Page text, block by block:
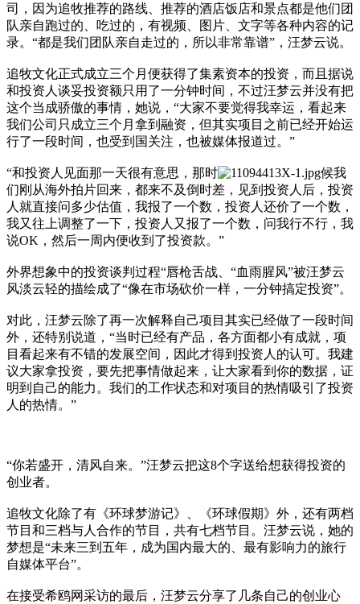
司，因为追牧推荐的路线、推荐的酒店饭店和景点都是他们团
队亲自跑过的、吃过的，有视频、图片、文字等各种内容的记
录。“都是我们团队亲自走过的，所以非常靠谱”，汪梦云说。
追牧文化正式成立三个月便获得了集素资本的投资，而且据说
和投资人谈妥投资额只用了一分钟时间，不过汪梦云并没有把
这个当成骄傲的事情，她说，“大家不要觉得我幸运，看起来
我们公司只成立三个月拿到融资，但其实项目之前已经开始运
行了一段时间，也受到国关注，也被媒体报道过。”
“和投资人见面那一天很有意思，那时
候我
们刚从海外拍片回来，都来不及倒时差，见到投资人后，投资
人就直接问多少估值，我报了一个数，投资人还价了一个数，
我又往上调整了一下，投资人又报了一个数，问我行不行，我
说OK，然后一周内便收到了投资款。”
外界想象中的投资谈判过程“唇枪舌战、“血雨腥风”被汪梦云
风淡云轻的描绘成了“像在市场砍价一样，一分钟搞定投资”。
对此，汪梦云除了再一次解释自己项目其实已经做了一段时间
外，还特别说道，“当时已经有产品，各方面都小有成就，项
目看起来有不错的发展空间，因此才得到投资人的认可。我建
议大家拿投资，要先把事情做起来，让大家看到你的数据，证
明到自己的能力。我们的工作状态和对项目的热情吸引了投资
人的热情。”
“你若盛开，清风自来。”汪梦云把这8个字送给想获得投资的
创业者。
追牧文化除了有《环球梦游记》、《环球假期》外，还有两档
节目和三档与人合作的节目，共有七档节目。汪梦云说，她的
梦想是“未来三到五年，成为国内最大的、最有影响力的旅行
自媒体平台”。
在接受希鸥网采访的最后，汪梦云分享了几条自己的创业心